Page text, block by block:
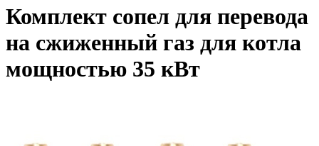
Комплект сопел для перевода
на сжиженный газ для котла
мощностью 35 кВт